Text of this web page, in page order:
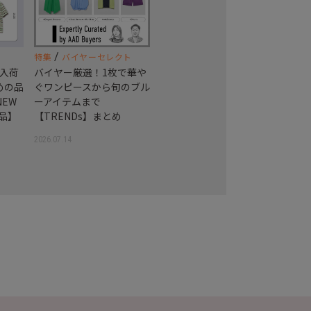
荷
の品
特集 / バイヤーセレクト
バイヤー厳選！1枚で華や
ぐワンピースから旬のブル
ーアイテムまで
【TRENDs】まとめ
2026.07.14